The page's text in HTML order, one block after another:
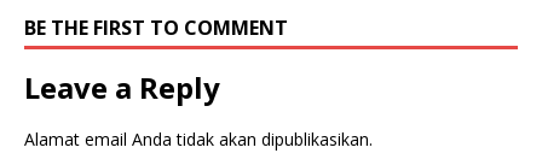
BE THE FIRST TO COMMENT
Leave a Reply
Alamat email Anda tidak akan dipublikasikan.